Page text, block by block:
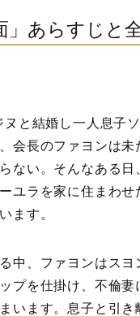
」あらすじと
と結婚し一人息子
会長のファヨンは未
ない。そんなある日
ユラを家に住まわせ
ます。
中、ファヨンはスヨ
プを仕掛け、不倫妻
います。息子と引き